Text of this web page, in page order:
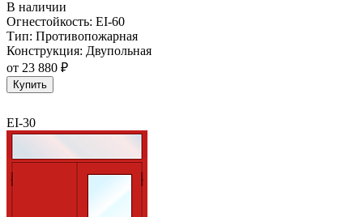
В наличии
Огнестойкость: EI-60
Тип: Противопожарная
Конструкция: Двупольная
от 23 880 ₽
Купить
EI-30